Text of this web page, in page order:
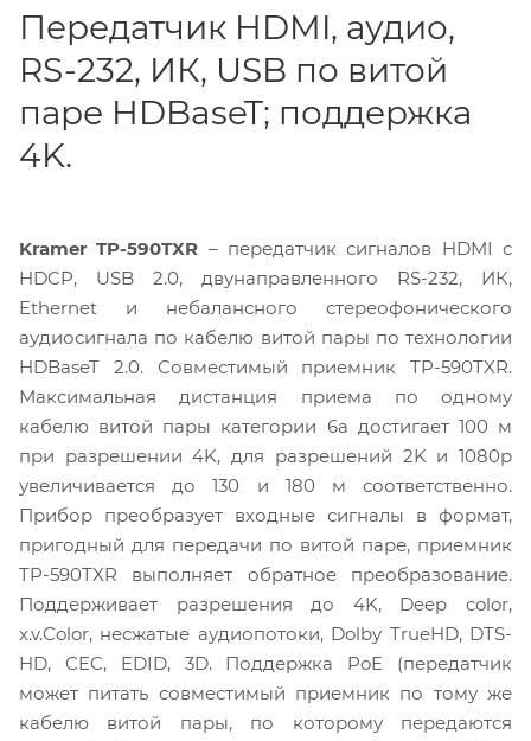
Передатчик HDMI, аудио,
RS-232, ИК, USB по витой
паре HDBaseT; поддержка
4K.
Kramer TP-590TXR – передатчик сигналов HDMI с
HDCP, USB 2.0, двунаправленного RS-232, ИК,
Ethernet и небалансного стереофонического
аудиосигнала по кабелю витой пары по технологии
HDBaseT 2.0. Совместимый приемник TP-590TXR.
Максимальная дистанция приема по одному
кабелю витой пары категории 6a достигает 100 м
при разрешении 4K, для разрешений 2K и 1080p
увеличивается до 130 и 180 м соответственно.
Прибор преобразует входные сигналы в формат,
пригодный для передачи по витой паре, приемник
TP-590TXR выполняет обратное преобразование.
Поддерживает разрешения до 4K, Deep color,
x.v.Color, несжатые аудиопотоки, Dolby TrueHD, DTS-
HD, CEC, EDID, 3D. Поддержка PoE (передатчик
может питать совместимый приемник по тому же
кабелю витой пары, по которому передаются